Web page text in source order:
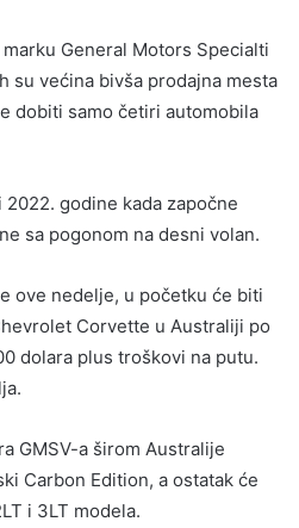
General Motors Specialti
su većina bivša prodajna mesta
dobiti samo četiri automobila
godine kada započne
sa pogonom na desni volan.
ove nedelje, u početku će biti
Corvette u Australiji po
dolara plus troškovi na putu.
GMSV-a širom Australije
Carbon Edition, a ostatak će
i 3LT modela.